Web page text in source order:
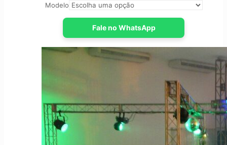
Modelo
Fale no WhatsApp